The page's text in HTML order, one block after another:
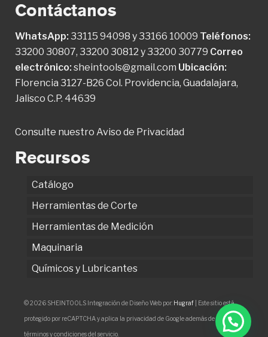
Contáctanos
WhatsApp: 33115 94098 y33166 10009 Teléfonos:
33200 30807, 33200 30812 y33200 30779 Correo
electrónico: sheintools@gmail.com Ubicación:
Florencia 3127-B26 Col. Providencia, Guadalajara,
Jalisco C.P. 44639
Consulte nuestro Aviso de Privacidad
Recursos
Catálogo
Herramientas de Corte
Herramientas de Medición
Maquinaria
Químicos y Lubricantes
© 2026 SHEINTOOLS Integración de Diseño Web por: Hugraf | Este sitio está
protegido por reCAPTCHA y aplica la privacidad de Google además de los
términos y condiciones del servicio.